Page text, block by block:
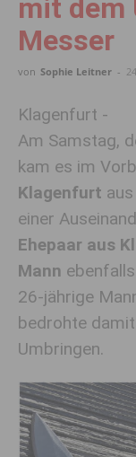
mit dem
Messer
von Sophie Leitner -
Klagenfurt -
Am Samstag,
kam es im
Klagenfurt
einer
Ehepaar aus
Mann
26-jährige
bedrohte
Umbringen.